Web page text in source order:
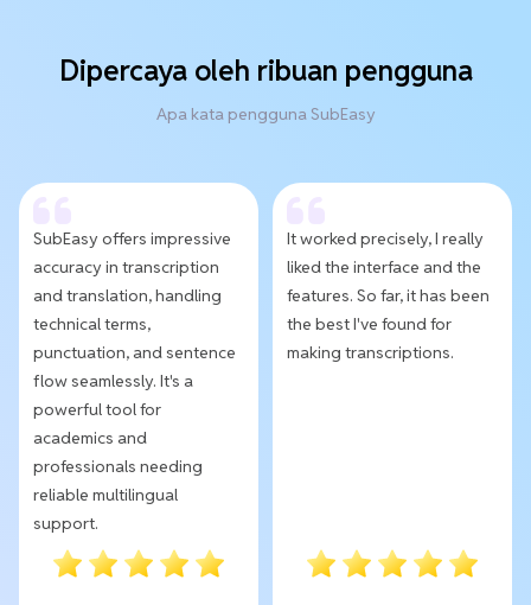
Dipercaya oleh ribuan pengguna
Apa kata pengguna SubEasy
SubEasy offers impressive
accuracy in transcription
and translation, handling
technical terms,
punctuation, and sentence
flow seamlessly. It's a
powerful tool for
academics and
professionals needing
reliable multilingual
support.
It worked precisely, I really
liked the interface and the
features. So far, it has been
the best I've found for
making transcriptions.